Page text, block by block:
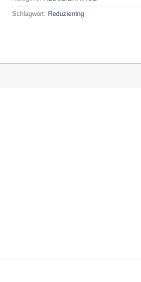
Schlagwort: Reduzierring